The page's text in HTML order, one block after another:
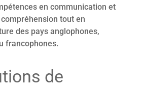
en communication et
tout en
des pays anglophones,
francophones.
de